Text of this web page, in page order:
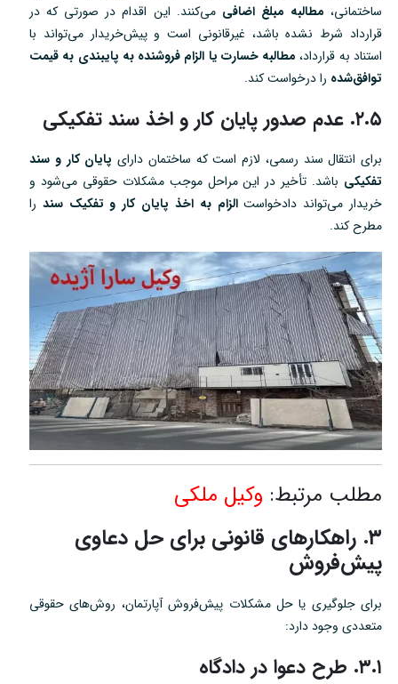
ساختمانی، مطالبه مبلغ اضافی می‌کنند. این اقدام در صورتی که در
قرارداد شرط نشده باشد، غیرقانونی است و پیش‌خریدار می‌تواند با
استناد به قرارداد، مطالبه خسارت یا الزام فروشنده به پایبندی به قیمت
توافق‌شده را درخواست کند.
۲.۵. عدم صدور پایان کار و اخذ سند تفکیکی
برای انتقال سند رسمی، لازم است که ساختمان دارای پایان کار و سند
تفکیکی باشد. تأخیر در این مراحل موجب مشکلات حقوقی می‌شود و
خریدار می‌تواند دادخواستالزام به اخذ پایان کار و تفکیک سند را
مطرح کند.
مطلب مرتبط: وکیل ملکی
۳. راهکارهای قانونی برای حل دعاوی
پیش‌فروش
برای جلوگیری یا حل مشکلات پیش‌فروش آپارتمان، روش‌های حقوقی
متعددی وجود دارد:
۳.۱. طرح دعوا در دادگاه